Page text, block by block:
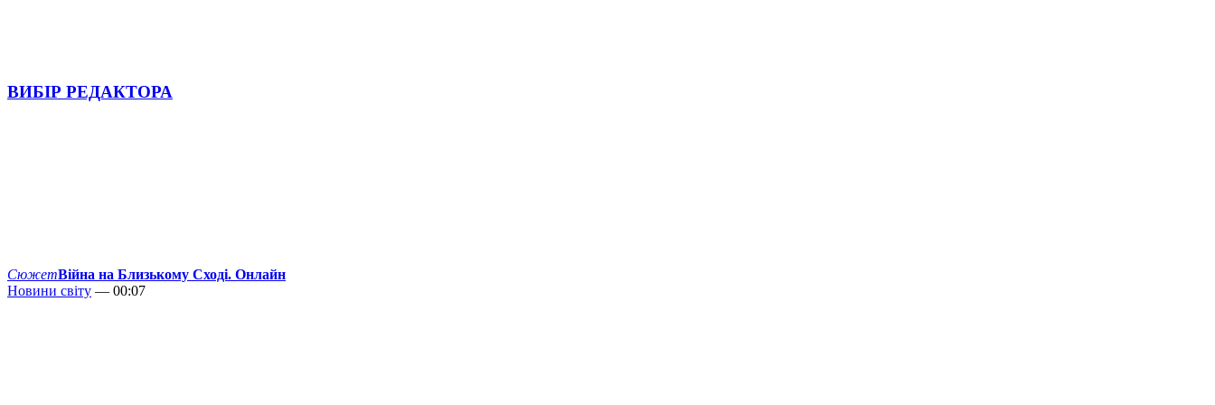
ВИБІР РЕДАКТОРА
СюжетВійна на Близькому Сході. Онлайн
Новини світу — 00:07